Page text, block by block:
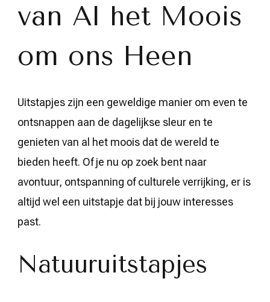
van Al het Moois
om ons Heen
Uitstapjes zijn een geweldige manier om even te
ontsnappen aan de dagelijkse sleur en te
genieten van al het moois dat de wereld te
bieden heeft. Of je nu op zoek bent naar
avontuur, ontspanning of culturele verrijking, er is
altijd wel een uitstapje dat bij jouw interesses
past.
Natuuruitstapjes